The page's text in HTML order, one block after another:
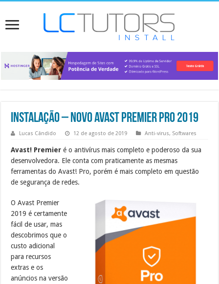
Instalação – Novo Avast Premier PRO 2019
Lucas Cândido 12 de agosto de 2019 Anti-virus, Softwares
Avast! Premier é o antivírus mais completo e poderoso da sua
desenvolvedora. Ele conta com praticamente as mesmas
ferramentas do Avast! Pro, porém é mais completo em questão
de segurança de redes.
O Avast Premier
2019 é certamente
fácil de usar, mas
descobrimos que o
custo adicional
para recursos
extras e os
anúncios na versão